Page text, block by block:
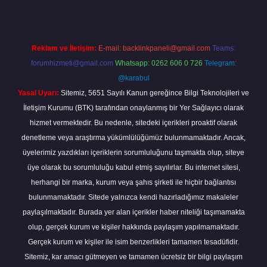
Reklam ve İletişim: E-mail: backlinkpaneli@gmail.com Teams:
forumhizmeti@gmail.com Whatsapp: 0262 606 0 726 Telegram:
@karabul
Yasal Uyarı: Sitemiz, 5651 Sayılı Kanun gereğince Bilgi Teknolojileri ve
İletişim Kurumu (BTK) tarafından onaylanmış bir Yer Sağlayıcı olarak
hizmet vermektedir. Bu nedenle, sitedeki içerikleri proaktif olarak
denetleme veya araştırma yükümlülüğümüz bulunmamaktadır. Ancak,
üyelerimiz yazdıkları içeriklerin sorumluluğunu taşımakta olup, siteye
üye olarak bu sorumluluğu kabul etmiş sayılırlar. Bu internet sitesi,
herhangi bir marka, kurum veya şahıs şirketi ile hiçbir bağlantısı
bulunmamaktadır. Sitede yalnızca kendi hazırladığımız makaleler
paylaşılmaktadır. Burada yer alan içerikler haber niteliği taşımamakta
olup, gerçek kurum ve kişiler hakkında paylaşım yapılmamaktadır.
Gerçek kurum ve kişiler ile isim benzerlikleri tamamen tesadüfidir.
Sitemiz, kar amacı gütmeyen ve tamamen ücretsiz bir bilgi paylaşım